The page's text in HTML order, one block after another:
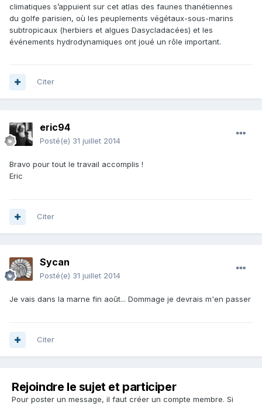
climatiques s’appuient sur cet atlas des faunes thanétiennes
du golfe parisien, où les peuplements végétaux-sous-marins
subtropicaux (herbiers et algues Dasycladacées) et les
événements hydrodynamiques ont joué un rôle important.
Citer
eric94
Posté(e) 31 juillet 2014
Bravo pour tout le travail accomplis !
Eric
Citer
Sycan
Posté(e) 31 juillet 2014
Je vais dans la marne fin août... Dommage je devrais m'en passer
Citer
Rejoindre le sujet et participer
Pour poster un message, il faut créer un compte membre. Si